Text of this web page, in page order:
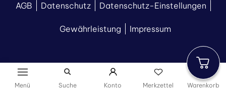
Menü Suche Konto Merkzettel Warenkorb
AGB Datenschutz Datenschutz-Einstellungen
Gewährleistung Impressum